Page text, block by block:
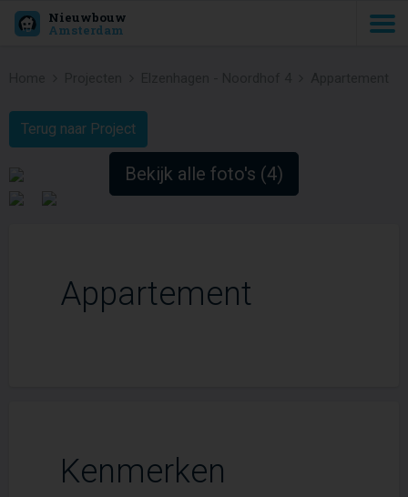
Nieuwbouw
Amsterdam
Terug naar Project
Bekijk alle foto's (4)
Appartement
Kenmerken